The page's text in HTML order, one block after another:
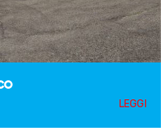
LEGGI